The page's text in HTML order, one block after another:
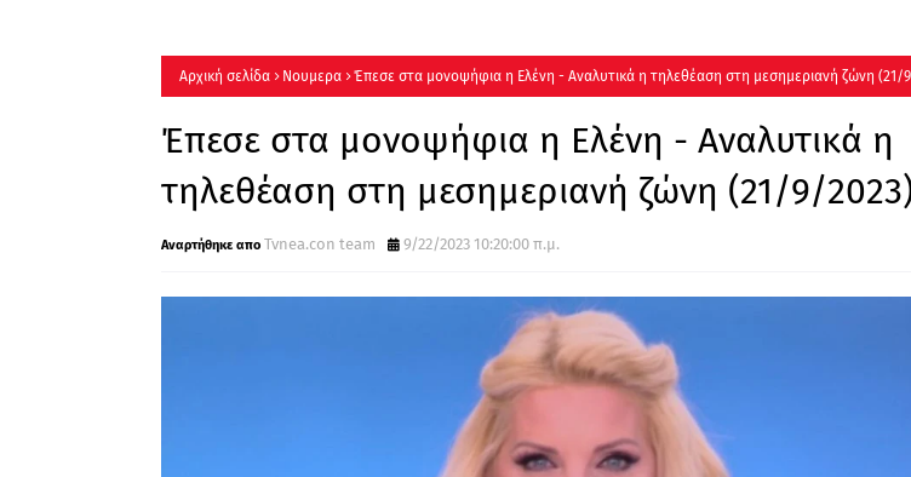
Αρχική σελίδα Νουμερα Έπεσε στα μονοψήφια η Ελένη - Αναλυτικά η τηλεθέαση στη μεσημεριανή ζώνη (21/
Έπεσε στα μονοψήφια η Ελένη - Αναλυτικά η
τηλεθέαση στη μεσημεριανή ζώνη (21/9/
Tvnea.con team 9/22/2023 10:20:00 π.μ.